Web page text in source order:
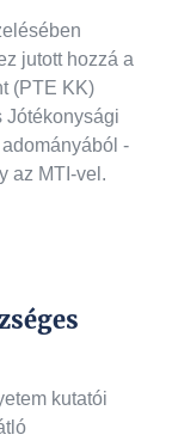
jutott hozzá a
(PTE KK)
Jótékonysági
-
az MTI-vel.
kutatói